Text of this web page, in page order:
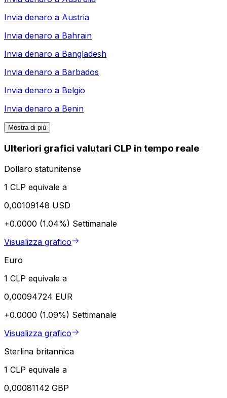
Invia denaro a Austria
Invia denaro a Bahrain
Invia denaro a Bangladesh
Invia denaro a Barbados
Invia denaro a Belgio
Invia denaro a Benin
Mostra di più
Ulteriori grafici valutari CLP in tempo reale
Dollaro statunitense
1 CLP equivale a
0,00109148 USD
+0.0000 (1.04%) Settimanale
Visualizza grafico
Euro
1 CLP equivale a
0,00094724 EUR
+0.0000 (1.09%) Settimanale
Visualizza grafico
Sterlina britannica
1 CLP equivale a
0,00081142 GBP